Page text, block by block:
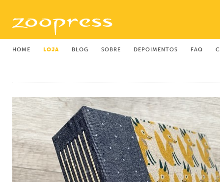
HOME LOJA BLOG SOBRE DEPOIMENTOS FAQ